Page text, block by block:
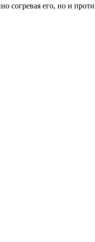
согревая его, но и